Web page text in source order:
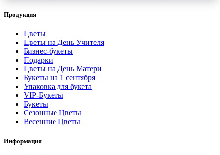
Продукция
Цветы
Цветы на День Учителя
Бизнес-букеты
Подарки
Цветы на День Матери
Букеты на 1 сентября
Упаковка для букета
VIP-Букеты
Букеты
Сезонные Цветы
Весенние Цветы
Информация